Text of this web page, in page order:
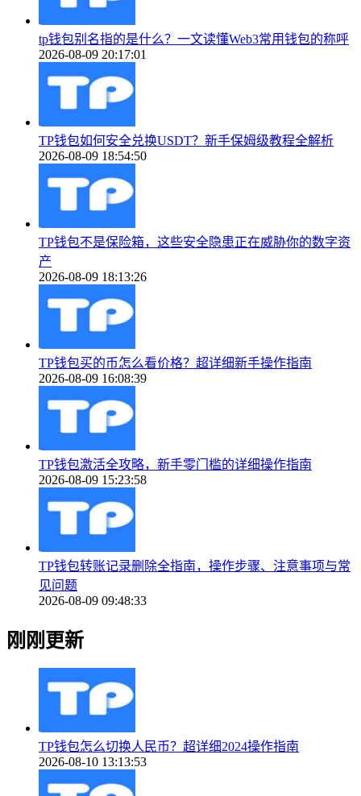
tp钱包别名指的是什么？一文读懂Web3常用钱包的称呼
2026-08-09 20:17:01
TP钱包如何安全兑换USDT？新手保姆级教程全解析
2026-08-09 18:54:50
TP钱包不是保险箱，这些安全隐患正在威胁你的数字资
产
2026-08-09 18:13:26
TP钱包买的币怎么看价格？超详细新手操作指南
2026-08-09 16:08:39
TP钱包激活全攻略，新手零门槛的详细操作指南
2026-08-09 15:23:58
TP钱包转账记录删除全指南，操作步骤、注意事项与常
见问题
2026-08-09 09:48:33
刚刚更新
TP钱包怎么切换人民币？超详细2024操作指南
2026-08-10 13:13:53